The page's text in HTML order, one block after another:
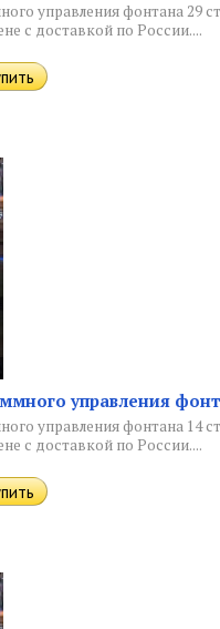
управления фонтана 29
с доставкой по России....
управления
управления фонтана 14
с доставкой по России....